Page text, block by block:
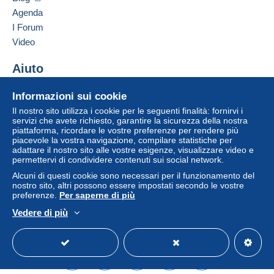
venditore all'acquirente. Un acquisto non pagato
dell'acquirente.
clausole relative al pagamento, queste sono da
considerarsi nulle e non dovute. Le condizioni di
pagamento del sito Delcampe, definite nelle
Gli acquisti devono essere pagati entro14 giorni
dal ricevimento della richiesta di pagamento del
venditore.
A SEGUITO DELLA
SCELLERATA E MALDESTRA
DECISIONE PRESA DA POSTE
ITALIANE , A PARTIRE DAL 1
MAGGIO 2026 NON SARA' PIU
Informazioni sui cookie
Il nostro sito utilizza i cookie per le seguenti finalità: fornirvi i
servizi che avete richiesto, garantire la sicurezza della nostra
piattaforma, ricordare le vostre preferenze per rendere più
piacevole la vostra navigazione, compilare statistiche per
adattare il nostro sito alle vostre esigenze, visualizzare video e
permettervi di condividere contenuti sui social network.
Alcuni di questi cookie sono necessari per il funzionamento del
nostro sito, altri possono essere impostati secondo le vostre
preferenze. Per saperne di più
Vedere di più
Agenda
I Forum
Video
Aiuto
Acquistare su Delcampe
Vendere su Delcampe
Un sito sicuro